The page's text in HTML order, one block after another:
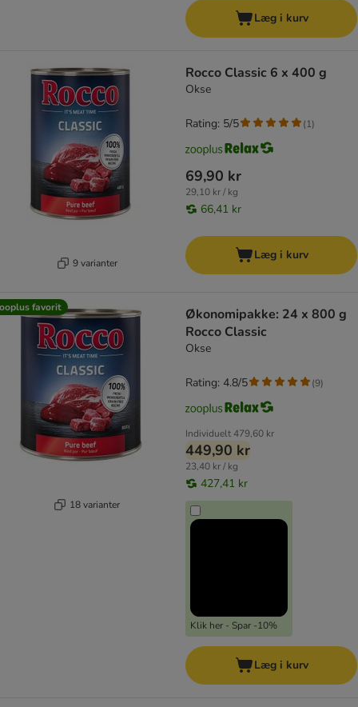
Læg i kurv
9 varianter
Rocco Classic 6 x 400 g
Okse
69,90 kr
29,10 kr / kg
66,41 kr
Rating: 5/5 (1)
Læg i kurv
favorit
18 varianter
Økonomipakke: 24 x 800 g
Rocco Classic
Okse
Individuelt479,60 kr
449,90 kr
23,40 kr / kg
427,41 kr
Klik her - Spar -10%
Rating: 4.8/5 (9)
Læg i kurv